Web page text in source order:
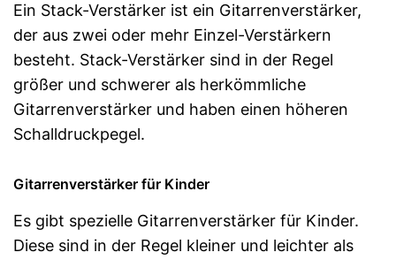
Ein Stack-Verstärker ist ein Gitarrenverstärker,
der aus zwei oder mehr Einzel-Verstärkern
besteht. Stack-Verstärker sind in der Regel
größer und schwerer als herkömmliche
Gitarrenverstärker und haben einen höheren
Schalldruckpegel.
Gitarrenverstärker für Kinder
Es gibt spezielle Gitarrenverstärker für Kinder.
Diese sind in der Regel kleiner und leichter als